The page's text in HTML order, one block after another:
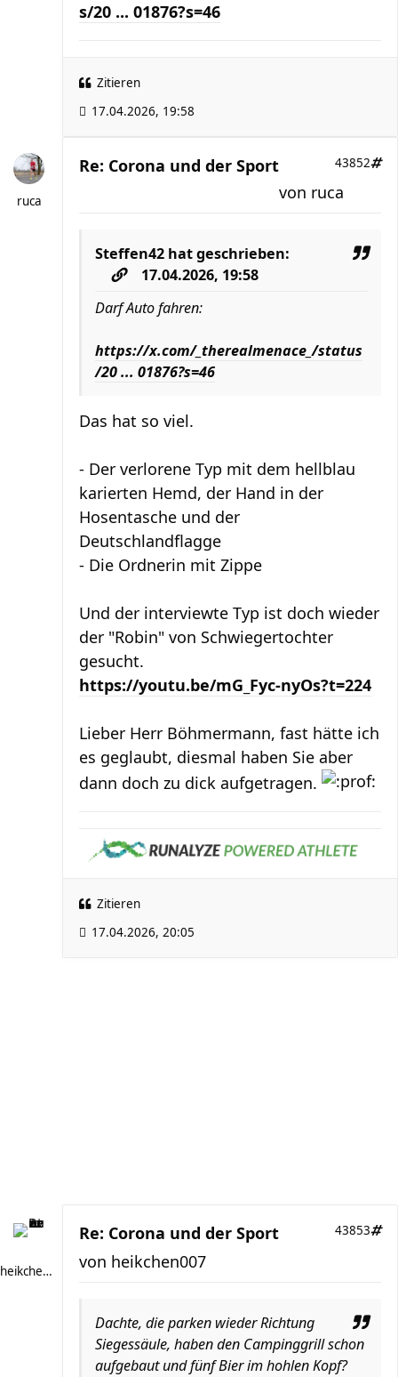
s/20 ... 01876?s=46
Zitieren
17.04.2026, 19:58
ruca
Re: Corona und der Sport 43852
von ruca
Steffen42 hat geschrieben:
17.04.2026, 19:58
Darf Auto fahren:
https://x.com/_therealmenace_/status
/20 ... 01876?s=46
Das hat so viel.
- Der verlorene Typ mit dem hellblau
karierten Hemd, der Hand in der
Hosentasche und der
Deutschlandflagge
- Die Ordnerin mit Zippe
Und der interviewte Typ ist doch wieder
der "Robin" von Schwiegertochter
gesucht.
https://youtu.be/mG_Fyc-nyOs?t=224
Lieber Herr Böhmermann, fast hätte ich
es geglaubt, diesmal haben Sie aber
dann doch zu dick aufgetragen.
Zitieren
17.04.2026, 20:05
heikchen007
Re: Corona und der Sport 43853
von heikchen007
Dachte, die parken wieder Richtung
Siegessäule, haben den Campinggrill schon
aufgebaut und fünf Bier im hohlen Kopf?